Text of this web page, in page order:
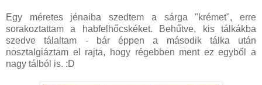
Egy méretes jénaiba szedtem a sárga "krémet", erre
sorakoztattam a habfelhőcskéket. Behűtve, kis tálkákba
szedve tálaltam - bár éppen a második tálka után
nosztalgiáztam el rajta, hogy régebben ment ez egyből a
nagy tálból is. :D